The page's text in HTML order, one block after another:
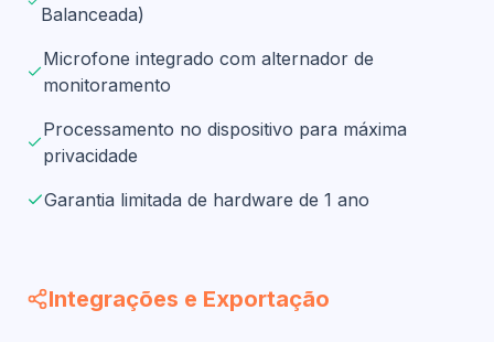
Balanceada)
Microfone integrado com alternador de
monitoramento
Processamento no dispositivo para máxima
privacidade
Garantia limitada de hardware de 1 ano
Integrações e Exportação